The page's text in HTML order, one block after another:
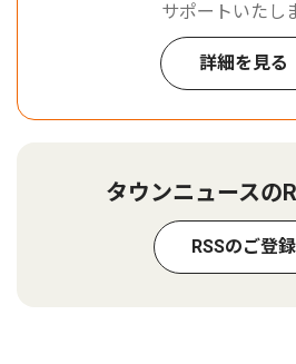
サポートいたし
詳細を見る
タウンニュースの
RSSのご登録